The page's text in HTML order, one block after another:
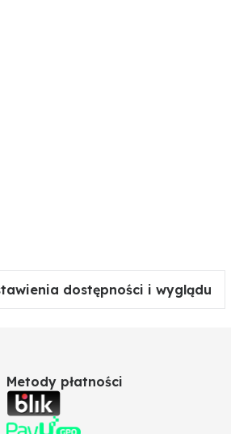
dostępności i wyglądu
Metody płatności